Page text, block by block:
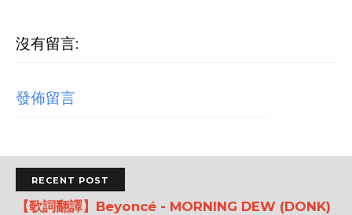
沒有留言:
發佈留言
RECENT POST
【歌詞翻譯】Beyoncé - MORNING DEW (DONK)